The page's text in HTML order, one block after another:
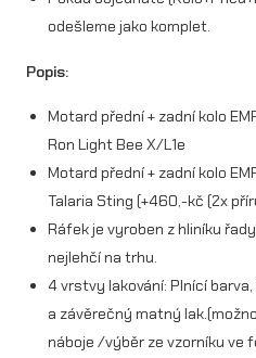
M
odešleme jako komplet.
Popis:
Motard přední + zadní kolo
Ron Light Bee X/L1e
Motard přední + zadní kolo
Talaria Sting (+460,-kč (2x
Ráfek je vyroben z hliníku
nejlehčí na trhu.
4 vrstvy lakování: Plnící
a závěrečný matný
náboje /výběr ze vzorníku ve